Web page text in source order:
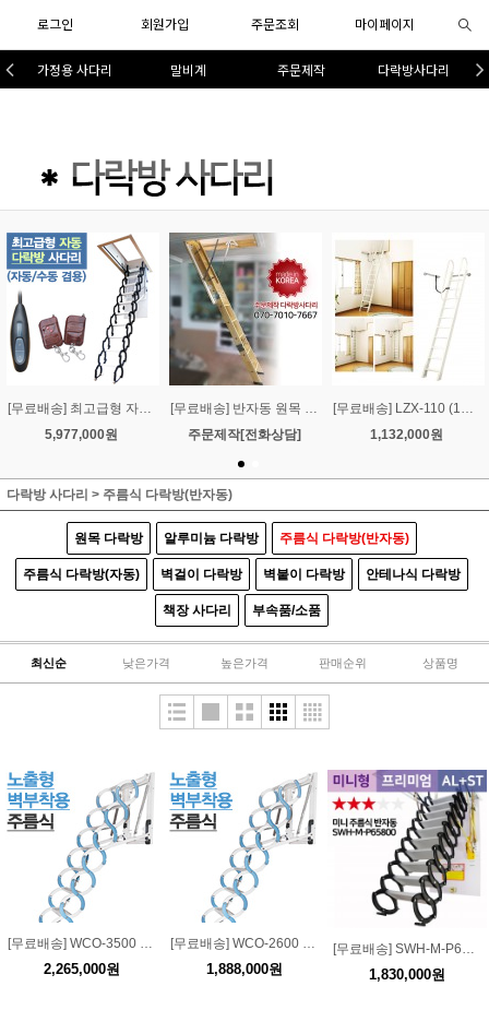
로그인 회원가입 주문조회 마이페이지
가정용 사다리 말비계 주문제작 다락방사다리
[무료배송] 최고급형 자동 다락방 사다리
5,977,000원
[무료배송] 반자동 원목 다락방사다리 주문제작
주문제작[전화상담]
[무료배송] LZX-110 (10단 일자형) 벽걸이 다락방 사다리-7
1,132,000원
다락방 사다리 > 주름식 다락방(반자동)
원목 다락방 알루미늄 다락방 주름식 다락방(반자동)
주름식 다락방(자동) 벽걸이 다락방 벽붙이 다락방 안테나식 다락방
책장 사다리 부속품/소품
최신순 낮은가격 높은가격 판매순위 상품명
[무료배송] WCO-3500 노출형 벽부착용 주름식 사다리(2600~3500)
2,265,000원
[무료배송] WCO-2600 노출형 벽부착용 주름식 사다리(2000~2600)
1,888,000원
[무료배송] SWH-M-P65800 미니형 프리미엄 알루미늄+스틸 주름식 다락방 (반자동) / 하중 300kg
1,830,000원